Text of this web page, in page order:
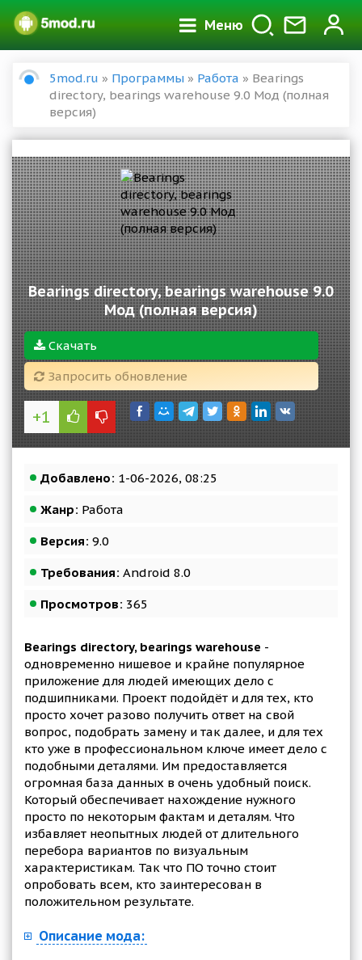
Меню
5mod.ru » Программы » Работа » Bearings
directory, bearings warehouse 9.0 Мод (полная
версия)
Bearings directory, bearings warehouse 9.0
Мод (полная версия)
Скачать
Запросить обновление
+1
Добавлено: 1-06-2026, 08:25
Жанр: Работа
Версия: 9.0
Требования: Android 8.0
Просмотров: 365
Bearings directory, bearings warehouse -
одновременно нишевое и крайне популярное
приложение для людей имеющих дело с
подшипниками. Проект подойдёт и для тех, кто
просто хочет разово получить ответ на свой
вопрос, подобрать замену и так далее, и для тех
кто уже в профессиональном ключе имеет дело с
подобными деталями. Им предоставляется
огромная база данных в очень удобный поиск.
Который обеспечивает нахождение нужного
просто по некоторым фактам и деталям. Что
избавляет неопытных людей от длительного
перебора вариантов по визуальным
характеристикам. Так что ПО точно стоит
опробовать всем, кто заинтересован в
положительном результате.
Описание мода: